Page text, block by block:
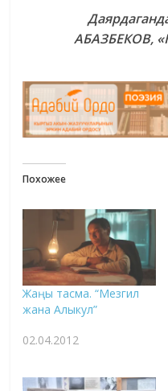
АБАЗБЕКОВ,
Похожее
Жаңы тасма. “Мезгил
жана Алыкул”
02.04.2012